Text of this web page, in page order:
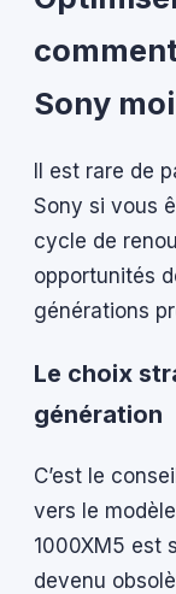
Sony
Il est rare de
Sony si vous
cycle de
opportunités
générations
Le choix
génération
C’est le
vers le
1000XM5 est
devenu